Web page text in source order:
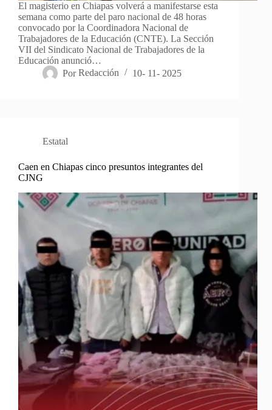
El magisterio en Chiapas volverá a manifestarse esta
semana como parte del paro nacional de 48 horas
convocado por la Coordinadora Nacional de
Trabajadores de la Educación (CNTE). La Sección
VII del Sindicato Nacional de Trabajadores de la
Educación anunció…
Por Redacción 10- 11- 2025
Estatal
Caen en Chiapas cinco presuntos integrantes del
CJNG